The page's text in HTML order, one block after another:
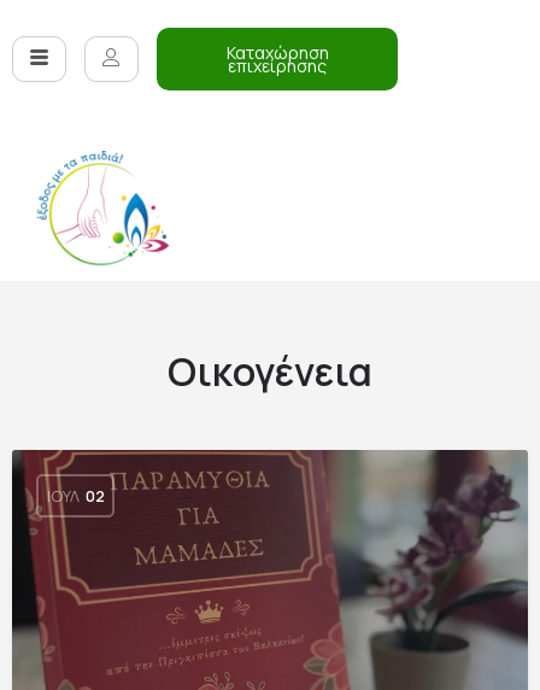
Καταχώρηση
επιχείρησης
Οικογένεια
ΙΟΎΛ 02